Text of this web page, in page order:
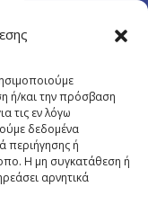
ή/και την πρόσβαση
τις εν λόγω
δεδομένα
ή
Η μη συγκατάθεση ή
αρνητικά